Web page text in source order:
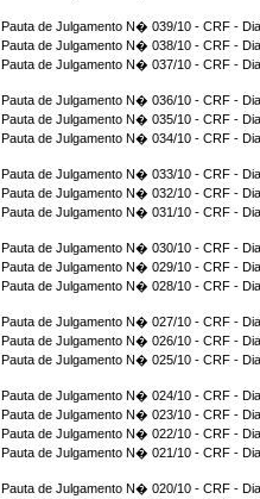
Pauta de Julgamento N� 039/10 - CRF -
Pauta de Julgamento N� 038/10 - CRF -
Pauta de Julgamento N� 037/10 - CRF -
Pauta de Julgamento N� 036/10 - CRF -
Pauta de Julgamento N� 035/10 - CRF -
Pauta de Julgamento N� 034/10 - CRF -
Pauta de Julgamento N� 033/10 - CRF -
Pauta de Julgamento N� 032/10 - CRF -
Pauta de Julgamento N� 031/10 - CRF -
Pauta de Julgamento N� 030/10 - CRF -
Pauta de Julgamento N� 029/10 - CRF -
Pauta de Julgamento N� 028/10 - CRF -
Pauta de Julgamento N� 027/10 - CRF -
Pauta de Julgamento N� 026/10 - CRF -
Pauta de Julgamento N� 025/10 - CRF -
Pauta de Julgamento N� 024/10 - CRF -
Pauta de Julgamento N� 023/10 - CRF -
Pauta de Julgamento N� 022/10 - CRF -
Pauta de Julgamento N� 021/10 - CRF -
Pauta de Julgamento N� 020/10 - CRF -